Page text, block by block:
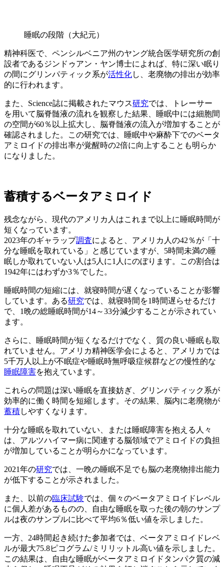
睡眠の段階（大紀元）
精神科医で、ペンシルベニア州のヤング統合医学研究所の創
設者であるジンドゥアン・ヤン博士によれば、特に深い眠り
の間にグリンパティック系が活性化し、老廃物の排出が効率
的に行われます。
また、Science誌に掲載されたマウス研究では、トレーサー
を用いて脳脊髄液の流れを観察した結果、睡眠中には細胞間
の空間が60％以上拡大し、脳脊髄液の流入が増加することが
確認されました。この研究では、睡眠中や麻酔下でのベータ
アミロイドの排出率が覚醒時の2倍に向上することも明らか
になりました。
蓄積するベータアミロイド
残念ながら、現代のアメリカ人はこれまで以上に睡眠時間が
短くなっています。
2023年のギャラップ調査によると、アメリカ人の42％が「十
分な睡眠を取れている」と感じていますが、5時間未満の睡
眠しか取れていない人は5人に1人にのぼります。この割合は
1942年にはわずか3％でした。
睡眠時間の短縮には、就寝時間が遅くなっていることが影響
しています。ある研究では、就寝時間を1時間遅らせるだけ
で、1晩の総睡眠時間が14～33分減少することが示されてい
ます。
さらに、睡眠時間が短くなるだけでなく、質の良い睡眠も取
れていません。アメリカ精神医学会によると、アメリカでは
5千万人以上が不眠症や睡眠時無呼吸症候群などの慢性的な
睡眠障害を抱えています。
これらの問題は深い睡眠を直接妨ぎ、グリンパティック系が
効率的に働く時間を短縮します。その結果、脳内に老廃物が
蓄積しやすくなります。
十分な睡眠を取れていない、または睡眠障害を抱える人々
は、アルツハイマー病に関連する脳領域でアミロイドの負担
が増加していることが明らかになっています。
2021年の研究では、一晩の睡眠不足でも脳の老廃物排出能力
が低下することが示されました。
また、以前の臨床試験では、個々のベータアミロイドレベル
に個人差があるものの、自由な睡眠を取った後の朝のサンプ
ルは夜のサンプルに比べて平均6％低い値を示しました。
一方、24時間起き続けた参加者では、ベータアミロイドレベ
ルが最大75.8ピコグラム/ミリリットル高い値を示しました。
この結果は、自由な睡眠がベータアミロイドタンパク質の減